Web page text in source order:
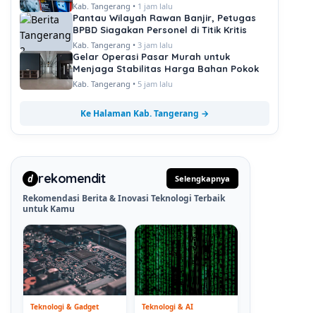
Kab. Tangerang • 1 jam lalu
Pantau Wilayah Rawan Banjir, Petugas
BPBD Siagakan Personel di Titik Kritis
Kab. Tangerang • 3 jam lalu
Gelar Operasi Pasar Murah untuk
Menjaga Stabilitas Harga Bahan Pokok
Kab. Tangerang • 5 jam lalu
Ke Halaman Kab. Tangerang →
d rekomendit Selengkapnya
Rekomendasi Berita & Inovasi Teknologi Terbaik
untuk Kamu
Teknologi & Gadget
Teknologi & AI